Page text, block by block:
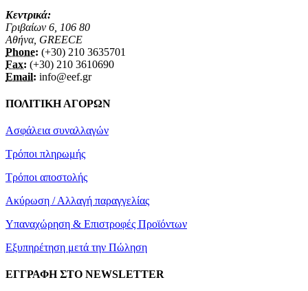
Κεντρικά:
Γριβαίων 6, 106 80
Αθήνα, GREECE
Phone: (+30) 210 3635701
Fax: (+30) 210 3610690
Email: info@eef.gr
ΠΟΛΙΤΙΚΗ ΑΓΟΡΩΝ
Ασφάλεια συναλλαγών
Τρόποι πληρωμής
Τρόποι αποστολής
Ακύρωση / Αλλαγή παραγγελίας
Υπαναχώρηση & Επιστροφές Προϊόντων
Εξυπηρέτηση μετά την Πώληση
ΕΓΓΡΑΦΗ ΣΤΟ NEWSLETTER